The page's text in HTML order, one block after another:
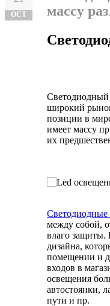
OCT
массу
Светодиодный
широкий
позиции в
имеет массу
их
между собой,
влаго защиты.
дизайна,
помещении и
входов в
освещения
автостоянки,
пути и пр.